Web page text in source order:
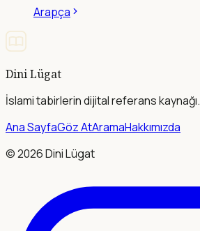
Arapça
Dini Lügat
İslami tabirlerin dijital referans kaynağı.
Ana SayfaGöz AtAramaHakkımızda
©2026Dini Lügat